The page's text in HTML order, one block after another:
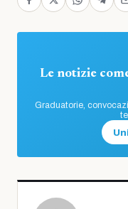
Le notizie
Graduatorie,